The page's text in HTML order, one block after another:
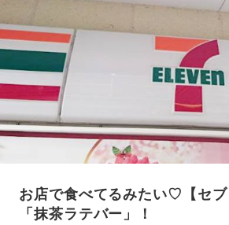
お店で食べてるみたい♡【セ
「抹茶ラテバー」！